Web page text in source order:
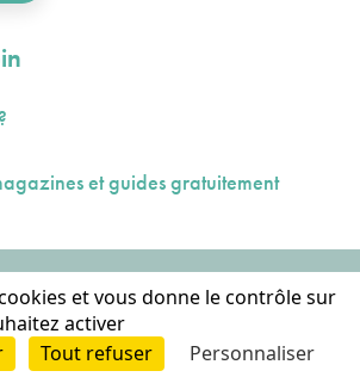
et guides gratuitement
Données personnelles
Cookies
et vous donne le contrôle sur
activer
Tout refuser Personnaliser